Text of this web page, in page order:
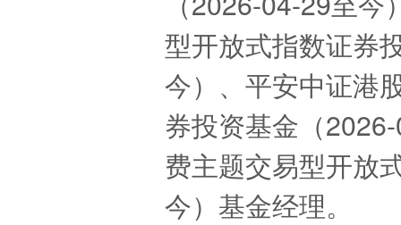
型开放式指数证券
今）、平安中证港
券投资基金（
费主题交易型开放
今）基金经理。